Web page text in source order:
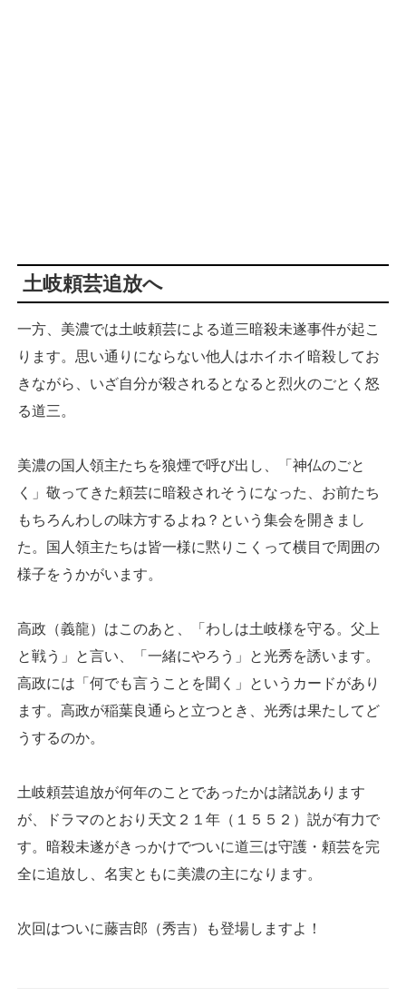
土岐頼芸追放へ
一方、美濃では土岐頼芸による道三暗殺未遂事件が起こ
ります。思い通りにならない他人はホイホイ暗殺してお
きながら、いざ自分が殺されるとなると烈火のごとく怒
る道三。
美濃の国人領主たちを狼煙で呼び出し、「神仏のごと
く」敬ってきた頼芸に暗殺されそうになった、お前たち
もちろんわしの味方するよね？という集会を開きまし
た。国人領主たちは皆一様に黙りこくって横目で周囲の
様子をうかがいます。
高政（義龍）はこのあと、「わしは土岐様を守る。父上
と戦う」と言い、「一緒にやろう」と光秀を誘います。
高政には「何でも言うことを聞く」というカードがあり
ます。高政が稲葉良通らと立つとき、光秀は果たしてど
うするのか。
土岐頼芸追放が何年のことであったかは諸説あります
が、ドラマのとおり天文２１年（１５５２）説が有力で
す。暗殺未遂がきっかけでついに道三は守護・頼芸を完
全に追放し、名実ともに美濃の主になります。
次回はついに藤吉郎（秀吉）も登場しますよ！